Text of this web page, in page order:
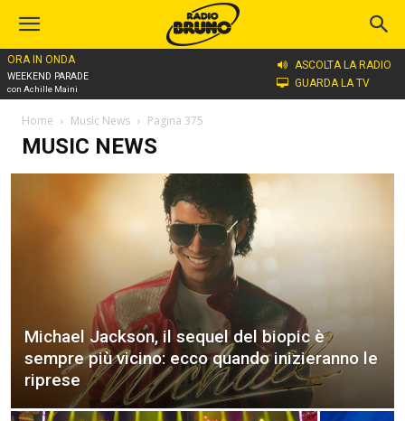
ORA IN ONDA
WEEKEND PARADE
con Achille Maini
ASCOLTA LA RADIO
GUARDA LA TV
Home Music News Pagina 375
MUSIC NEWS
Michael Jackson, il sequel del biopic è
sempre più vicino: ecco quando inizieranno le
riprese